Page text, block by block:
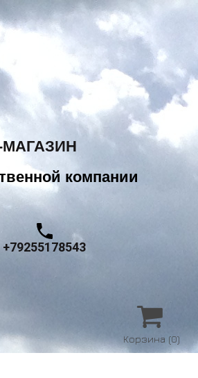
МАГАЗИН
компании
+79255178543

Корзина (0)